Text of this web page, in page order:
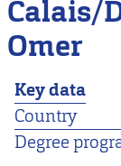
Calais/
Omer
Key data
Country
Degree